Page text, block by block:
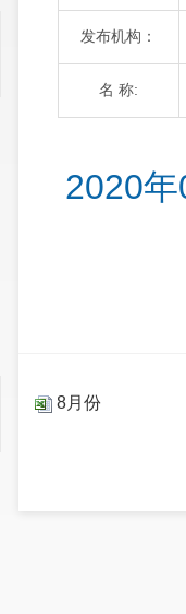
发布机构：
名 称:
2020
8月份